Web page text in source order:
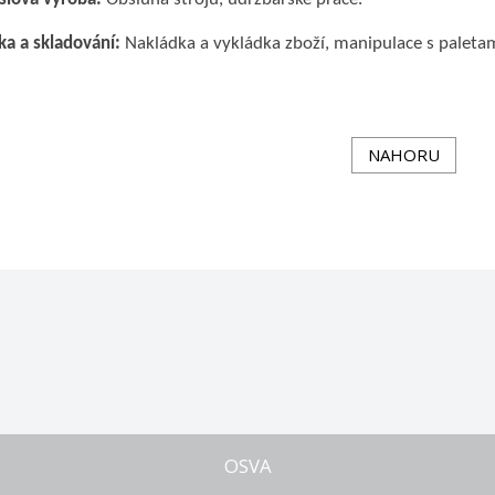
a skladování: Nakládka a vykládka zboží, manipulace s
NAHORU
OSVA